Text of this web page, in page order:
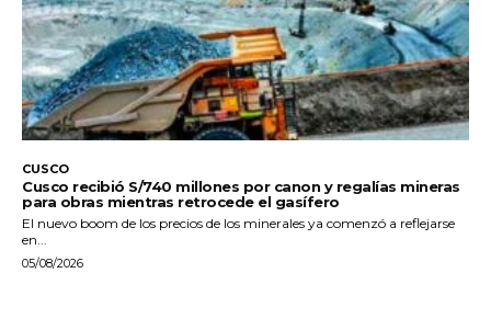
CUSCO
Cusco recibió S/740 millones por canon y regalías mineras
para obras mientras retrocede el gasífero
El nuevo boom de los precios de los minerales ya comenzó a reflejarse
en...
05/08/2026